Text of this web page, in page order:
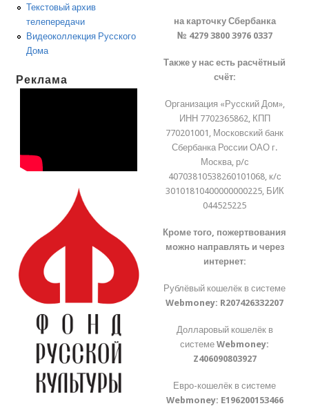
Текстовый архив
телепередачи
Видеоколлекция Русского
Дома
Реклама
на карточку Сбербанка
№ 4279 3800 3976 0337
Также у нас есть расчётный
счёт:
Организация «Русский Дом»,
ИНН 7702365862, КПП
770201001, Московский банк
Сбербанка России ОАО г.
Москва, р/с
40703810538260101068, к/с
30101810400000000225, БИК
044525225
Кроме того, пожертвования
можно направлять и через
интернет:
Рублёвый кошелёк в системе
Webmoney: R207426332207
Долларовый кошелёк в
системеWebmoney:
Z406090803927
Евро-кошелёк в системе
Webmoney: E196200153466